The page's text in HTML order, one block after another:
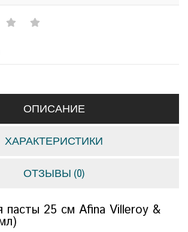
ОПИСАНИЕ
ХАРАКТЕРИСТИКИ
ОТЗЫВЫ (0)
пасты 25 см Afina Villeroy &